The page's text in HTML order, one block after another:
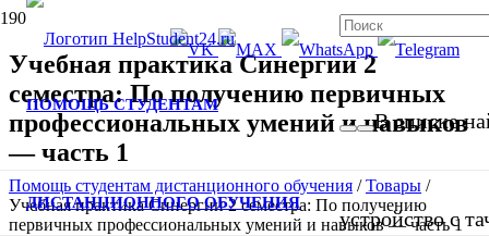
ПОМОЩЬ СТУДЕНТАМ
ДИСТАНЦИОННОГО ОБУЧЕНИЯ
В списке
устройство с
Учебная практика Синергии 2
семестра: По получению первичных
профессиональных умений и навыков
— часть 1
Помощь студентам дистанционного обучения /Товары /
Учебная практика Синергии 2 семестра: По получению
первичных профессиональных умений и навыков — часть 1